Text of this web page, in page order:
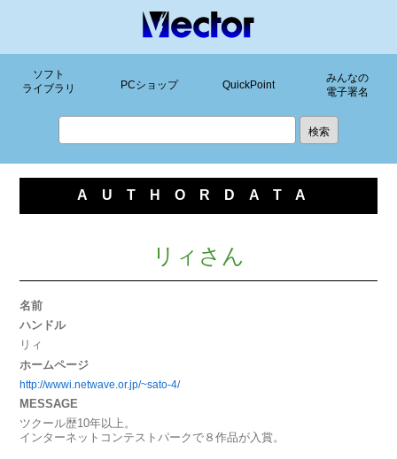
ソフト
ライブラリ
PCショップ QuickPoint
みんなの
電子署名
AUTHORDATA
リィさん
名前
ハンドル
リィ
ホームページ
http://wwwi.netwave.or.jp/~sato-4/
MESSAGE
ツクール歴10年以上。
インターネットコンテストパークで８作品が入賞。